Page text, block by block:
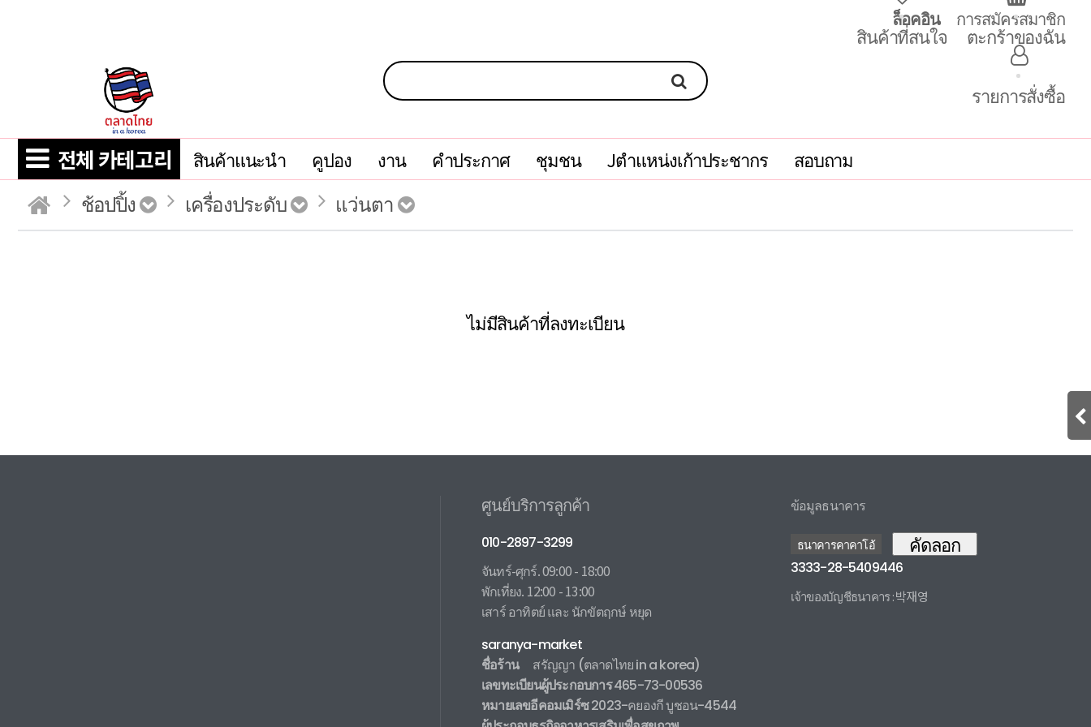
การสมัครสมาชิก
ล็อคอิน
ตะกร้าของฉัน
สินค้าที่สนใจ
รายการสั่งซื้อ
전체 카테고리 สินค้าแนะนำ คูปอง งาน คำประกาศ ชุมชน Jตำแหน่งเก้าประชากร สอบถาม
ช้อปปิ้ง เครื่องประดับ แว่นตา
ไม่มีสินค้าที่ลงทะเบียน
ศูนย์บริการลูกค้า
010-2897-3299
จันทร์-ศุกร์. 09:00 - 18:00
พักเที่ยง. 12:00 - 13:00
เสาร์ อาทิตย์ และ นักขัตฤกษ์ หยุด
ข้อมูลธนาคาร
ธนาคารคาคาโอ้ คัดลอก
3333-28-5409446
เจ้าของบัญชีธนาคาร : 박재영
saranya-market
ชื่อร้าน สรัญญา (ตลาดไทย in a korea)
เลขทะเบียนผู้ประกอบการ465-73-00536
หมายเลขอีคอมเมิร์ซ2023-คยองกี บูชอน-4544